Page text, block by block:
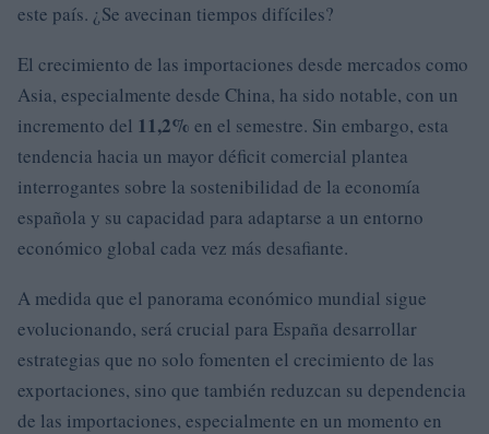
este país. ¿Se avecinan tiempos difíciles?
El crecimiento de las importaciones desde mercados como
Asia, especialmente desde China, ha sido notable, con un
incremento del 11,2% en el semestre. Sin embargo, esta
tendencia hacia un mayor déficit comercial plantea
interrogantes sobre la sostenibilidad de la economía
española y su capacidad para adaptarse a un entorno
económico global cada vez más desafiante.
A medida que el panorama económico mundial sigue
evolucionando, será crucial para España desarrollar
estrategias que no solo fomenten el crecimiento de las
exportaciones, sino que también reduzcan su dependencia
de las importaciones, especialmente en un momento en